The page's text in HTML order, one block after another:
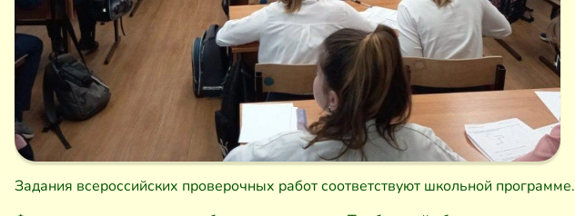
Задания всероссийских проверочных работ соответствуют школьной программе.